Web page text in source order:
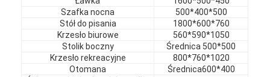
Meble hotelowe
Meble dla willi
Szafka nocna
500*400*500
Stół do pisania
1800*600*760
Krzesło biurowe
560*590*1050
Stolik boczny
Średnica 500*500
Krzesło rekreacyjne
800*760*1020
Otomana
Średnica600*400